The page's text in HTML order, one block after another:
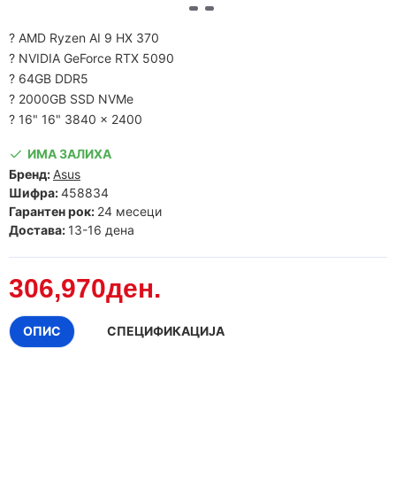
? AMD Ryzen AI 9 HX 370
? NVIDIA GeForce RTX 5090
? 64GB DDR5
? 2000GB SSD NVMe
? 16" 16" 3840 x 2400
306,970ден.
ИМА ЗАЛИХА
Бренд: Asus
Шифра:458834
Гарантен рок: 24 месеци
Достава: 13-16 дена
ОПИС СПЕЦИФИКАЦИЈА